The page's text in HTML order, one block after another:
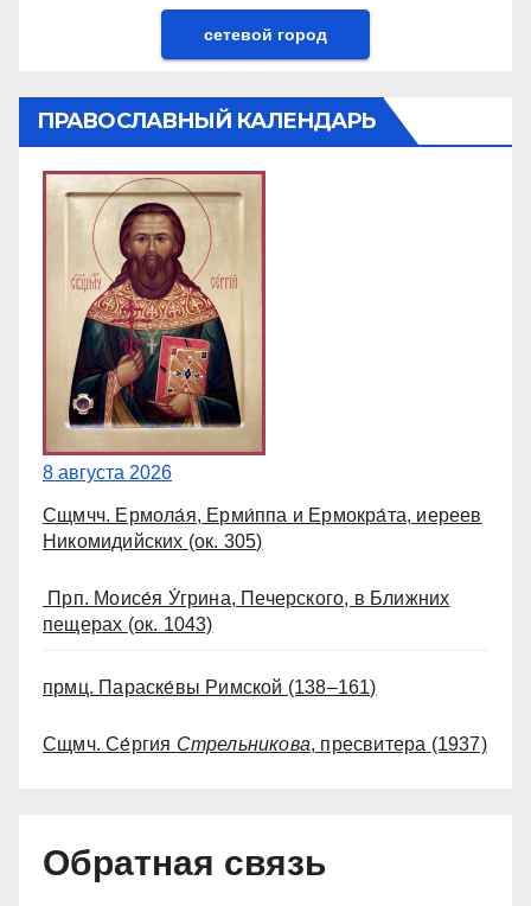
сетевой город
ПРАВОСЛАВНЫЙ КАЛЕНДАРЬ
8 августа 2026
Сщмчч. Ермола́я, Ерми́ппа и Ермокра́та, иереев
Никомидийских (ок. 305)
Прп. Моисе́я У́грина, Печерского, в Ближних
пещерах (ок. 1043)
прмц. Параске́вы Римской (138–161)
Сщмч. Се́ргия Стрельникова, пресвитера (1937)
Обратная связь